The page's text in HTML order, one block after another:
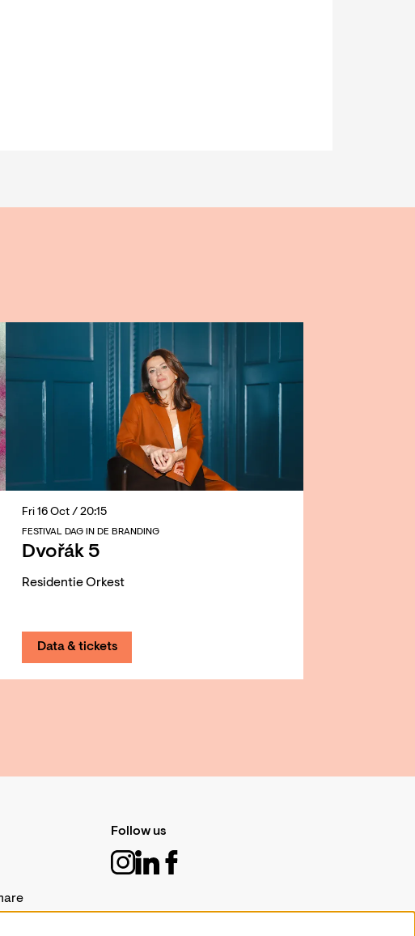
Dvořák 5
Residentie Orkest
FESTIVAL DAG IN DE BRANDING
Fri 16 Oct / 20:15
Data & tickets
Follow us